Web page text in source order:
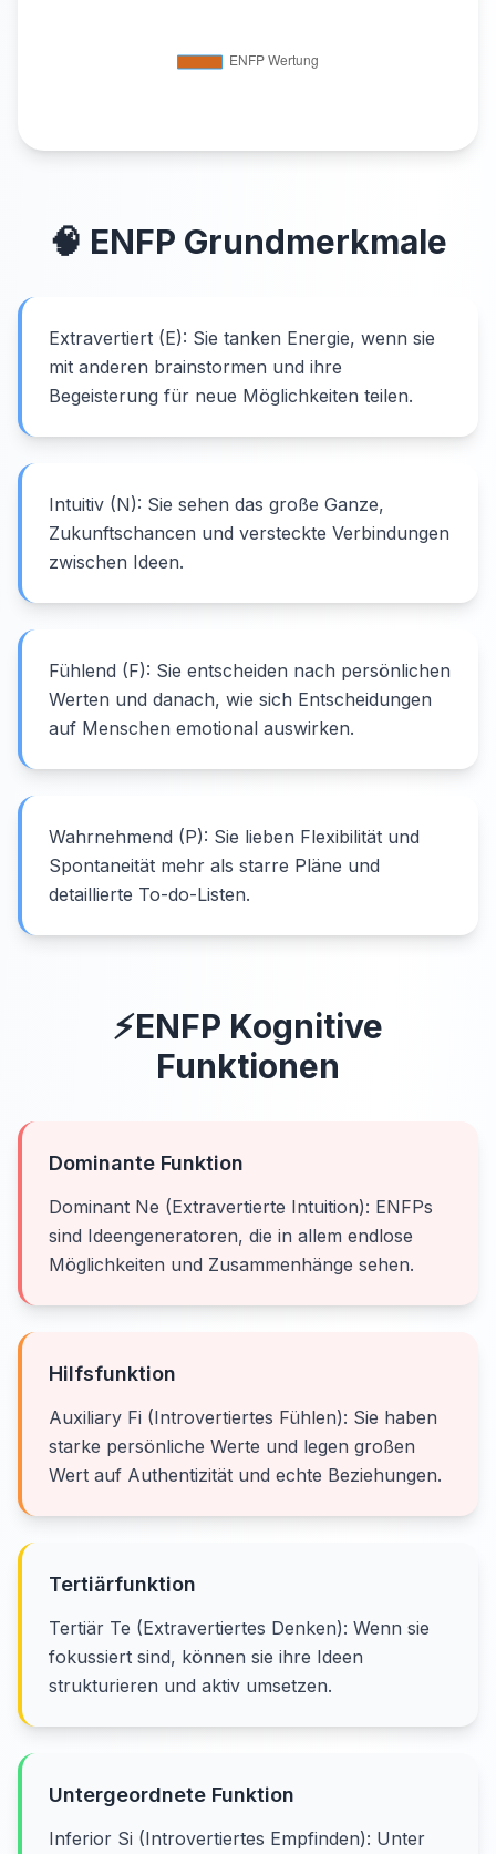
🧠 ENFP Grundmerkmale
Extravertiert (E): Sie tanken Energie, wenn sie
mit anderen brainstormen und ihre
Begeisterung für neue Möglichkeiten teilen.
Intuitiv (N): Sie sehen das große Ganze,
Zukunftschancen und versteckte Verbindungen
zwischen Ideen.
Fühlend (F): Sie entscheiden nach persönlichen
Werten und danach, wie sich Entscheidungen
auf Menschen emotional auswirken.
Wahrnehmend (P): Sie lieben Flexibilität und
Spontaneität mehr als starre Pläne und
detaillierte To-do-Listen.
⚡ENFP Kognitive
Funktionen
Dominante Funktion
Dominant Ne (Extravertierte Intuition): ENFPs
sind Ideengeneratoren, die in allem endlose
Möglichkeiten und Zusammenhänge sehen.
Hilfsfunktion
Auxiliary Fi (Introvertiertes Fühlen): Sie haben
starke persönliche Werte und legen großen
Wert auf Authentizität und echte Beziehungen.
Tertiärfunktion
Tertiär Te (Extravertiertes Denken): Wenn sie
fokussiert sind, können sie ihre Ideen
strukturieren und aktiv umsetzen.
Untergeordnete Funktion
Inferior Si (Introvertiertes Empfinden): Unter